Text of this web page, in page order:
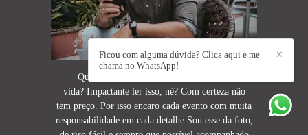
Quanto vale a melhor lembrança da tua
vida? Impactante ler isso, né? Com certeza não
tem preço. Por isso encaro cada evento com muita
responsabilidade em cada detalhe.Sou esse da foto,
✕
Ficou com alguma dúvida? Clica aqui e me
chama no WhatsApp!